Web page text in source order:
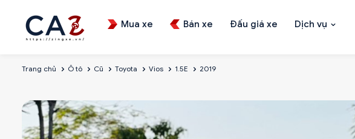
Mua xe Bán xe Đấu giá xe Dịch vụ
Trang chủ Ô tô Cũ Toyota Vios 1.5E 2019